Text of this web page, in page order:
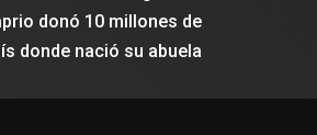
donó 10 millones de
donde nació su abuela